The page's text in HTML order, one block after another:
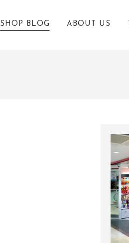
SHOP BLOG ABOUT US